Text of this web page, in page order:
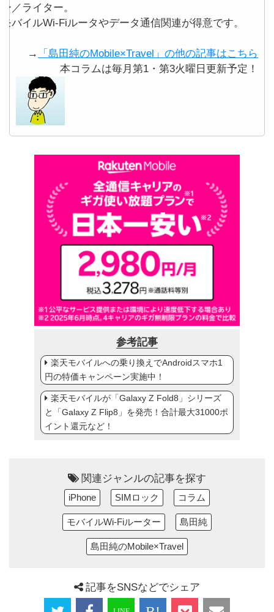
ー／ライター。
モバイルWi-Fiルータやデータ通信関連が得意です。
→
「島田純のMobile×Travel」の他の記事はこちら
本コラムは毎月第1・第3火曜日更新予定！
参考記事
楽天モバイルへの乗り換えでAndroidスマホ1
円の特価キャンペーン実施中！
楽天モバイルが「Galaxy Z Fold8」シリーズ
と「Galaxy Z Flip8」を発売！合計最大31000ポ
イント還元など！
関連ジャンルの記事を探す
iPhone SIMロック コラム
モバイルWi-Fiルーター 島田純
島田純のMobile×Travel
記事をSNSなどでシェア